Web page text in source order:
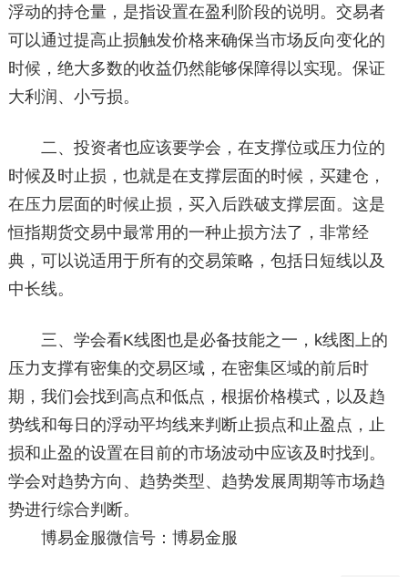
浮动的持仓量，是指设置在盈利阶段的说明。交易者
可以通过提高止损触发价格来确保当市场反向变化的
时候，绝大多数的收益仍然能够保障得以实现。保证
大利润、小亏损。
二、投资者也应该要学会，在支撑位或压力位的
时候及时止损，也就是在支撑层面的时候，买建仓，
在压力层面的时候止损，买入后跌破支撑层面。这是
恒指期货交易中最常用的一种止损方法了，非常经
典，可以说适用于所有的交易策略，包括日短线以及
中长线。
三、学会看K线图也是必备技能之一，k线图上的
压力支撑有密集的交易区域，在密集区域的前后时
期，我们会找到高点和低点，根据价格模式，以及趋
势线和每日的浮动平均线来判断止损点和止盈点，止
损和止盈的设置在目前的市场波动中应该及时找到。
学会对趋势方向、趋势类型、趋势发展周期等市场趋
势进行综合判断。
博易金服微信号：博易金服